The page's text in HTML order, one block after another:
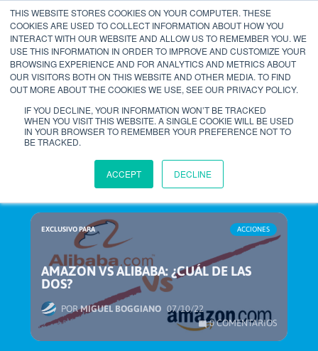
THIS WEBSITE STORES COOKIES ON YOUR COMPUTER. THESE
COOKIES ARE USED TO COLLECT INFORMATION ABOUT HOW YOU
INTERACT WITH OUR WEBSITE AND ALLOW US TO REMEMBER YOU. WE
USE THIS INFORMATION IN ORDER TO IMPROVE AND CUSTOMIZE YOUR
BROWSING EXPERIENCE AND FOR ANALYTICS AND METRICS ABOUT
OUR VISITORS BOTH ON THIS WEBSITE AND OTHER MEDIA. TO FIND
OUT MORE ABOUT THE COOKIES WE USE, SEE OUR PRIVACY POLICY.
IF YOU DECLINE, YOUR INFORMATION WON’T BE TRACKED
WHEN YOU VISIT THIS WEBSITE. A SINGLE COOKIE WILL BE USED
IN YOUR BROWSER TO REMEMBER YOUR PREFERENCE NOT TO
BE TRACKED.
ACCEPT DECLINE
home search email menu
account_circle
EXCLUSIVO PARA ACCIONES
AMAZON VS ALIBABA: ¿CUÁL DE LAS
DOS?
PORMIGUEL BOGGIANO 07/10/22
mode_comment0 COMENTARIOS